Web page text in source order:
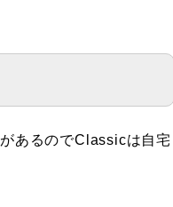
あるのでClassicは自宅